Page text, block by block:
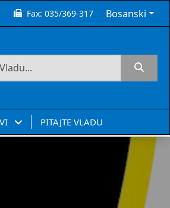
Fax:035/369-317 Bosanski
PITAJTE VLADU